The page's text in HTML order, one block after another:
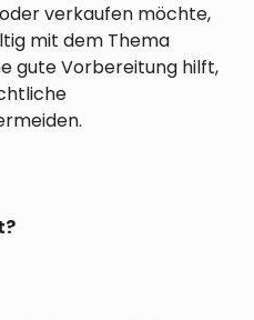
verkaufen möchte,
mit dem Thema
gute Vorbereitung hilft,